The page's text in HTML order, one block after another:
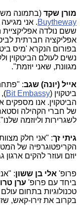
מורן שקד(בתמונה
Buytheway. אני מגיעה
אפליקציה חברתית
בפורום הנקרא 'מיס
נשים לעולם הביטקוין
מגוונת, שאני יוזמת".
אייל (יונה) שגב:
ביטקוין ( Bit Embassy
),
הביטקוין. אנו מספקים
של חברי הקהילה
לשגרירות וליוזמה שלנו".
גיתי זך: "אני חלק מצוות
הקריפטוגרפיה של
יוזם ועוזר להקים
פרופ'אלי בן ששון:
ביחד עם פרופ'ערן
טכנולוגיות בתחום
בקרוב את זירו-קאש,